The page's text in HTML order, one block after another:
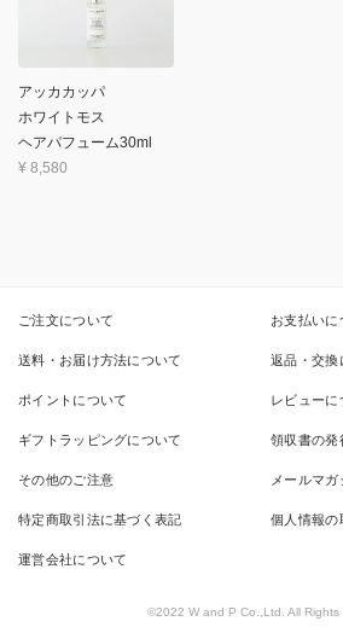
アッカカッパ
ホワイトモス
ヘアパフューム30ml
¥ 8,580
ご注文について お支払いに
送料・お届け方法について 返品・交換
ポイントについて レビューに
ギフトラッピングについて 領収書の発
その他のご注意 メールマガ
特定商取引法に基づく表記 個人情報の
運営会社について
©2022 W and P Co.,Ltd. All Rights